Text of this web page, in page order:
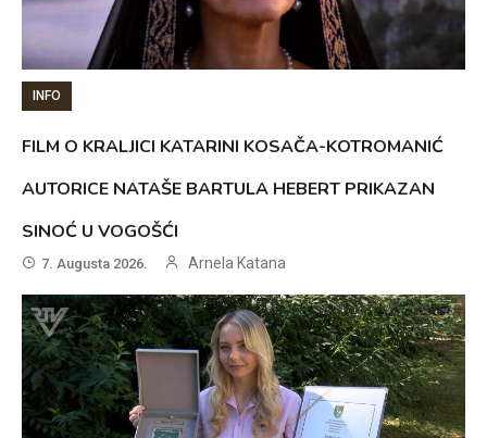
INFO
FILM O KRALJICI KATARINI KOSAČA-KOTROMANIĆ
AUTORICE NATAŠE BARTULA HEBERT PRIKAZAN
SINOĆ U VOGOŠĆI
7. Augusta 2026. Arnela Katana